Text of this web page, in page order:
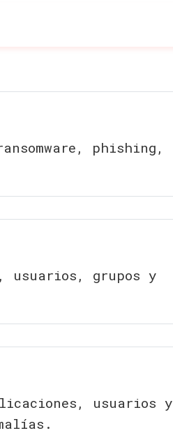
phishing,
usuarios, grupos y
usuarios y